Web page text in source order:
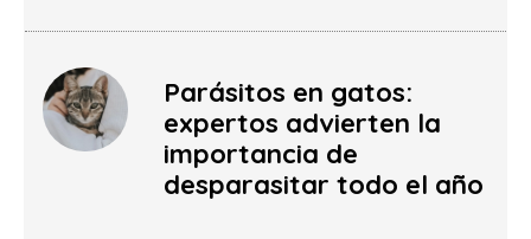
Parásitos en gatos:
expertos advierten la
importancia de
desparasitar todo el año